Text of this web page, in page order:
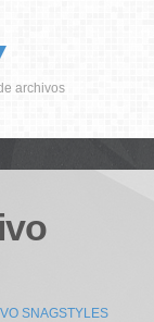
archivos
SNAGSTYLES